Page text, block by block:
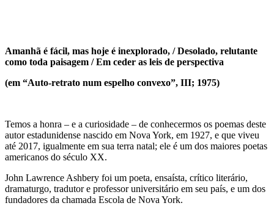
Amanhã é fácil, mas hoje é inexplorado, / Desolado, relutante
como toda paisagem / Em ceder as leis de perspectiva
(em “Auto-retrato num espelho convexo”, III; 1975)
Temos a honra – e a curiosidade – de conhecermos os poemas deste
autor estadunidense nascido em Nova York, em 1927, e que viveu
até 2017, igualmente em sua terra natal; ele é um dos maiores poetas
americanos do século XX.
John Lawrence Ashbery foi um poeta, ensaísta, crítico literário,
dramaturgo, tradutor e professor universitário em seu país, e um dos
fundadores da chamada Escola de Nova York.